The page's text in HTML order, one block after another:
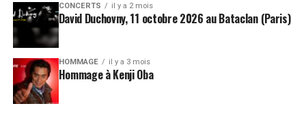
CONCERTS il y a 2 mois
David Duchovny, 11 octobre 2026 au Bataclan (Paris)
HOMMAGE il y a 3 mois
Hommage à Kenji Oba